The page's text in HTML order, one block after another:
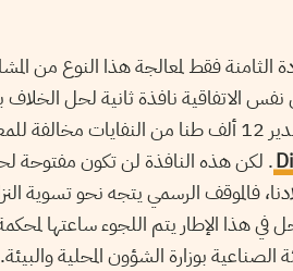
الثامنة فقط لمعالجة هذا النوع من
الاتفاقية نافذة ثانية لحل الخلاف
المستحقة، خصوصا وأن عملية تصدير 12 ألف طنا من
. لكن هذه النافذة لن تكون مفتوحة
فالموقف الرسمي يتجه نحو تسوية
في هذا الإطار يتم اللجوء ساعتها
بوزارة الشؤون المحلية والبيئة.